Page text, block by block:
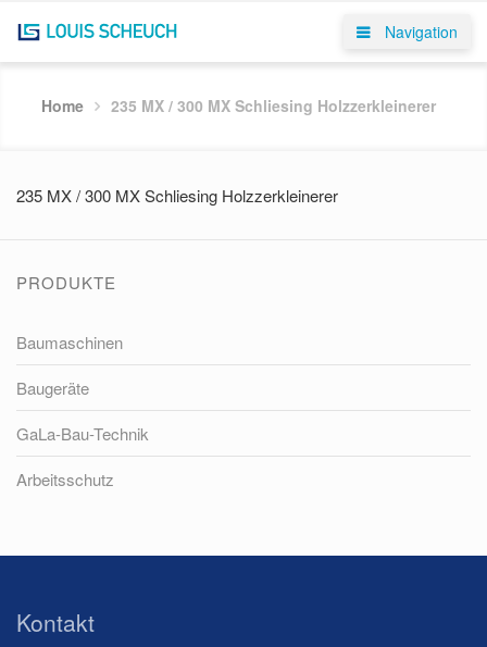
Navigation
Home 235 MX / 300 MX Schliesing Holzzerkleinerer
235 MX / 300 MX Schliesing Holzzerkleinerer
PRODUKTE
Baumaschinen
Baugeräte
GaLa-Bau-Technik
Arbeitsschutz
Kontakt